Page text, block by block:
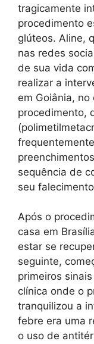
tragicamente
procedimento
glúteos. Aline,
nas redes
de sua vida
realizar a
em Goiânia,
procedimento,
sequência de
seu
Após o
casa em
estar se
seguinte,
primeiros
clínica onde o
tranquilizou a
febre era uma
o uso de